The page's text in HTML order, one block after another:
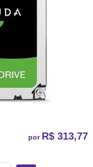
por R$ 313,77